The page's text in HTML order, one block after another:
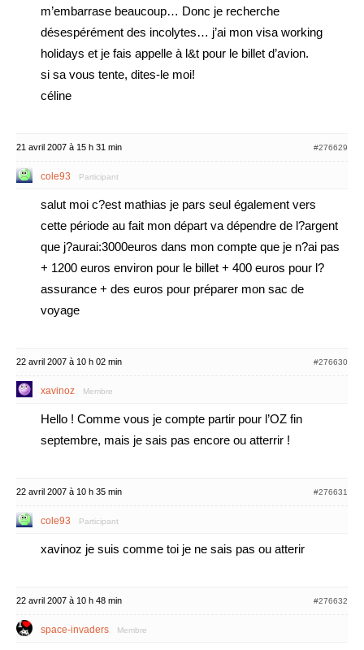
m’embarrase beaucoup… Donc je recherche
désespérément des incolytes… j’ai mon visa working
holidays et je fais appelle à l&t pour le billet d’avion.
si sa vous tente, dites-le moi!
céline
21 avril 2007 à 15 h 31 min #276629
cole93 Participant
salut moi c?est mathias je pars seul également vers
cette période au fait mon départ va dépendre de l?argent
que j?aurai:3000euros dans mon compte que je n?ai pas
+ 1200 euros environ pour le billet + 400 euros pour l?
assurance + des euros pour préparer mon sac de
voyage
22 avril 2007 à 10 h 02 min #276630
xavinoz Membre
Hello ! Comme vous je compte partir pour l’OZ fin
septembre, mais je sais pas encore ou atterrir !
22 avril 2007 à 10 h 35 min #276631
cole93 Participant
xavinoz je suis comme toi je ne sais pas ou atterir
22 avril 2007 à 10 h 48 min #276632
space-invaders Membre